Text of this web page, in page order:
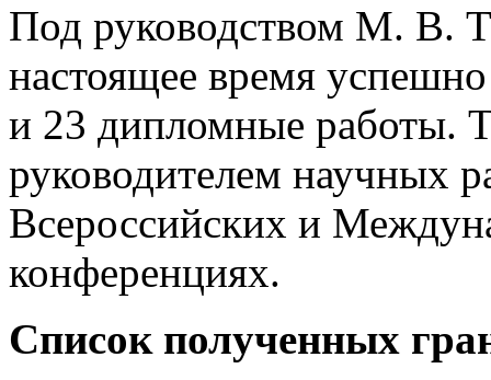
Под руководством М. В.
настоящее время
и 23 дипломные работы.
руководителем научных
Всероссийских и
конференциях.
Список полученных